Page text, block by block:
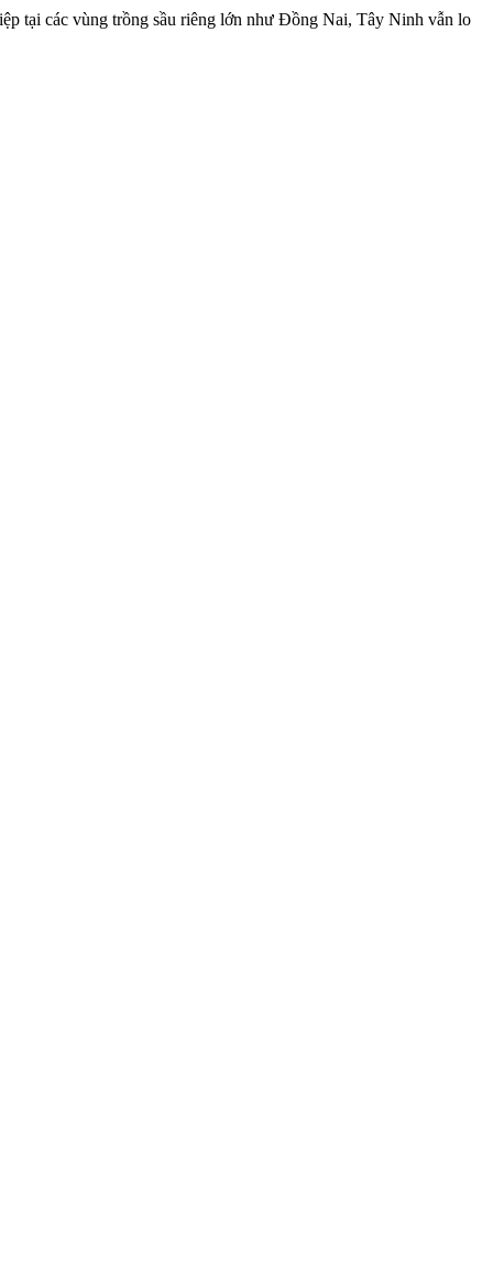
tại các vùng trồng sầu riêng lớn như Đồng Nai, Tây Ninh vẫn lo